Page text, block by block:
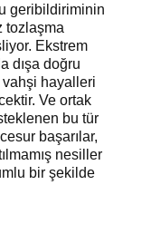
geribildiriminin
tozlaşma
Ekstrem
dışa doğru
hayalleri
Ve ortak
bu tür
başarılar,
nesiller
bir şekilde